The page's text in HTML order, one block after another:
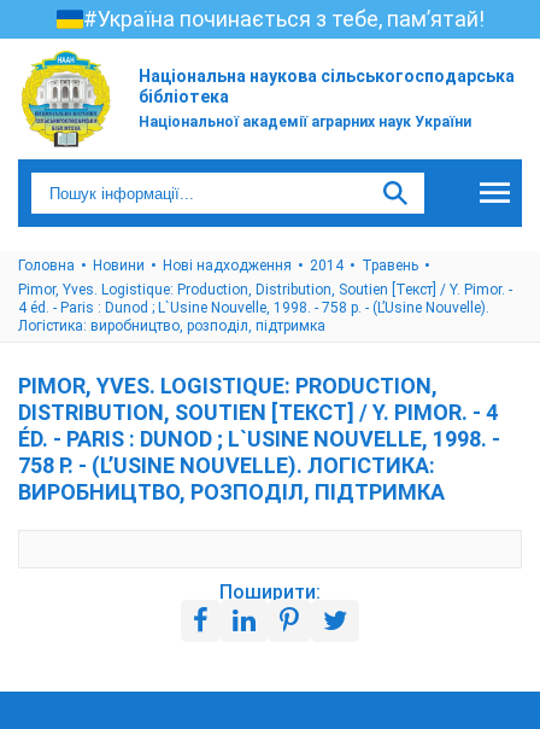
#Україна починається з тебе, пам’ятай!
Національна наукова сільськогосподарська
бібліотека
Національної академії аграрних наук України
Головна Новини Нові надходження 2014
Травень
Pimor, Yves. Logistique: Production, Distribution, Soutien [Текст] / Y. Pimor. -
4 éd. - Paris : Dunod ; L`Usine Nouvelle, 1998. - 758 p. - (L’Usine Nouvelle).
Логістика: виробництво, розподіл, підтримка
PIMOR, YVES. LOGISTIQUE: PRODUCTION,
DISTRIBUTION, SOUTIEN [ТЕКСТ] / Y. PIMOR. - 4
ÉD. - PARIS : DUNOD ; L`USINE NOUVELLE, 1998. -
758 P. - (L’USINE NOUVELLE). ЛОГІСТИКА:
ВИРОБНИЦТВО, РОЗПОДІЛ, ПІДТРИМКА
Поширити: